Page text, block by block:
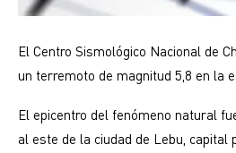
El Centro Sismológico Nacional de
un terremoto de magnitud 5,8 en la
El epicentro del fenómeno natural
al este de la ciudad de Lebu, capital